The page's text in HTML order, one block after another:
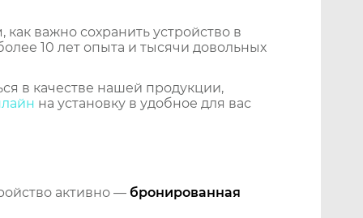
важно сохранить устройство в
10 лет опыта и тысячи довольных
в качестве нашей продукции,
на установку в удобное для вас
активно — бронированная